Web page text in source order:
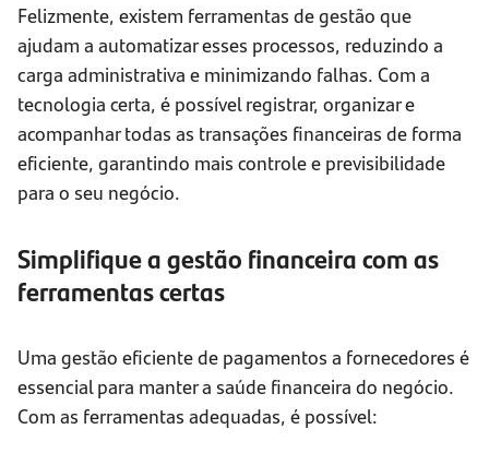
Felizmente, existem ferramentas de gestão que
ajudam a automatizar esses processos, reduzindo a
carga administrativa e minimizando falhas. Com a
tecnologia certa, é possível registrar, organizar e
acompanhar todas as transações financeiras de forma
eficiente, garantindo mais controle e previsibilidade
para o seu negócio.
Simplifique a gestão financeira com as
ferramentas certas
Uma gestão eficiente de pagamentos a fornecedores é
essencial para manter a saúde financeira do negócio.
Com as ferramentas adequadas, é possível: